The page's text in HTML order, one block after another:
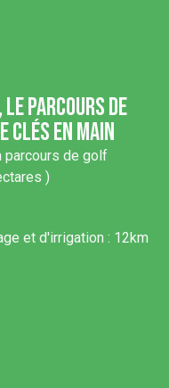
le parcours de
clés en main
parcours de golf
)
et d'irrigation : 12km